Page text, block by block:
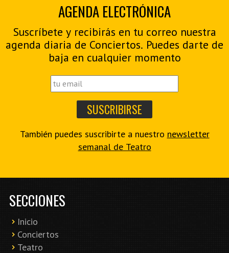
AGENDA ELECTRÓNICA
Suscríbete y recibirás en tu correo nuestra
agenda diaria de Conciertos. Puedes darte de
baja en cualquier momento
También puedes suscribirte a nuestro newsletter
semanal de Teatro
SECCIONES
Inicio
Conciertos
Teatro